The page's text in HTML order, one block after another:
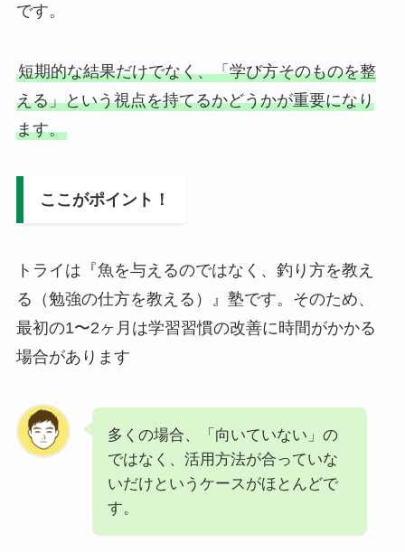
です。
短期的な結果だけでなく、「学び方そのものを整
える」という視点を持てるかどうかが重要になり
ます。
ここがポイント！
トライは『魚を与えるのではなく、釣り方を教え
る（勉強の仕方を教える）』塾です。そのため、
最初の1〜2ヶ月は学習習慣の改善に時間がかかる
場合があります
多くの場合、「向いていない」の
ではなく、活用方法が合っていな
いだけというケースがほとんどで
す。